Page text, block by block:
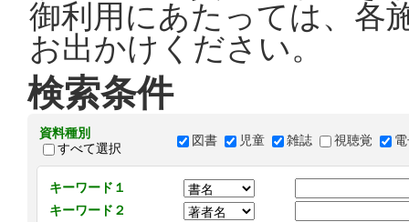
御利用にあたっては、各
お出かけください。
検索条件
資料種別
すべて選択
図書 児童 雑誌 視聴覚
キーワード１
キーワード２